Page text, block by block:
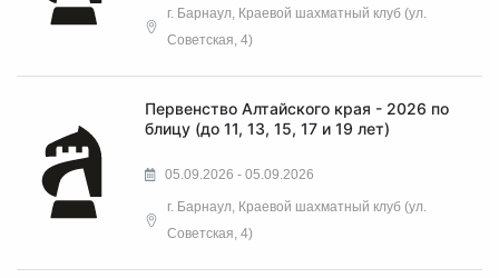
г. Барнаул, Краевой шахматный клуб (ул.
Советская, 4)
Первенство Алтайского края - 2026 по
блицу (до 11, 13, 15, 17 и 19 лет)
05.09.2026 - 05.09.2026
г. Барнаул, Краевой шахматный клуб (ул.
Советская, 4)